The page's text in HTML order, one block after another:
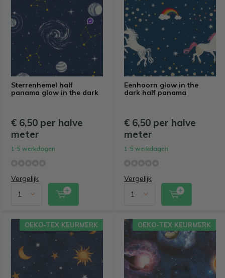
Sterrenhemel half
panama glow in the dark
€ 6,50 per halve
meter
1-5 werkdagen
Vergelijk
Eenhoorn glow in the
dark half panama
€ 6,50 per halve
meter
1-5 werkdagen
Vergelijk
OEKO-TEX KEURMERK OEKO-TEX KEURMERK